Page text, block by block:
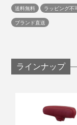
とはいえ、正し
ですが、『アー
正しい姿勢をカ
イスとしては少
るたびに、マッ
送料無料
ラッピング不
ブランド直送
ラインナップ